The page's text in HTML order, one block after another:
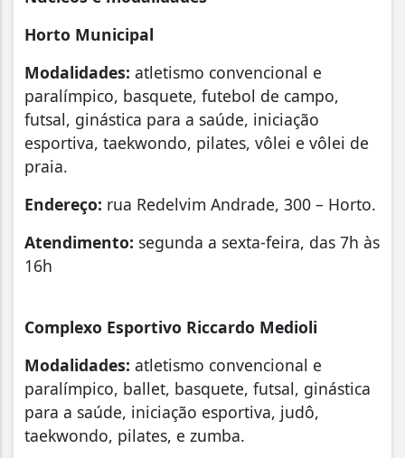
Horto Municipal
Modalidades: atletismo convencional e
paralímpico, basquete, futebol de campo,
futsal, ginástica para a saúde, iniciação
esportiva, taekwondo, pilates, vôlei e vôlei de
praia.
Endereço: rua Redelvim Andrade, 300 – Horto.
Atendimento: segunda a sexta-feira, das 7h às
16h
Complexo Esportivo Riccardo Medioli
Modalidades: atletismo convencional e
paralímpico, ballet, basquete, futsal, ginástica
para a saúde, iniciação esportiva, judô,
taekwondo, pilates, e zumba.